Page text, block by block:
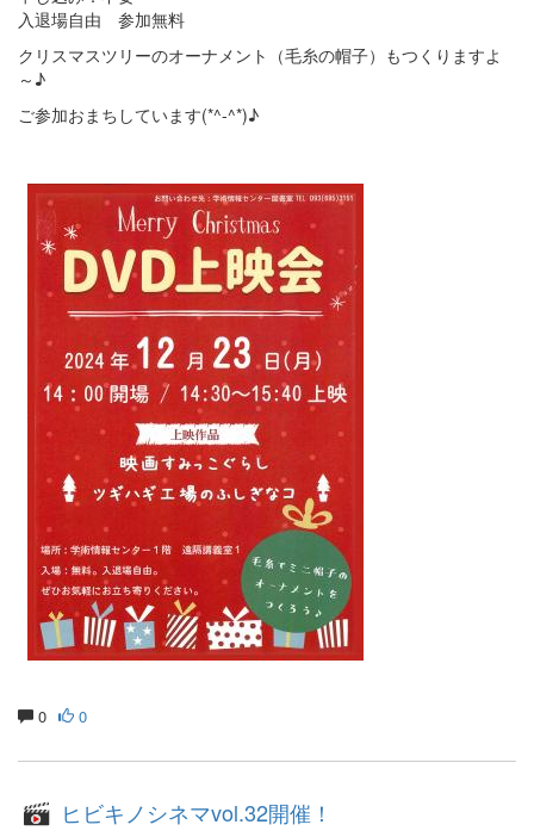
入退場自由 参加無料
クリスマスツリーのオーナメント（毛糸の帽子）もつくりますよ
～♪
ご参加おまちしています(*^-^*)♪
0 0
ヒビキノシネマvol.32開催！